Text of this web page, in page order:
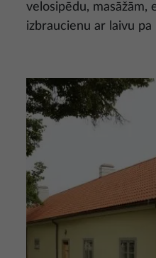
velosipēdu, masāžām,
izbraucienu ar laivu pa
Attēls